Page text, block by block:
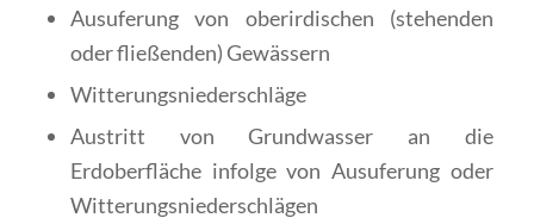
Ausuferung von oberirdischen (stehenden
oder fließenden) Gewässern
Witterungsniederschläge
Austritt von Grundwasser an die
Erdoberfläche infolge von Ausuferung oder
Witterungsniederschlägen